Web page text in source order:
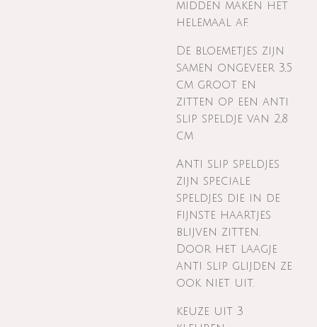
midden maken het
helemaal af.
De bloemetjes zijn
samen ongeveer 3,5
cm groot en
zitten op een anti
slip speldje van 2,8
cm
Anti slip speldjes
zijn speciale
speldjes die in de
fijnste haartjes
blijven zitten.
Door het laagje
anti slip glijden ze
ook niet uit.
keuze uit 3